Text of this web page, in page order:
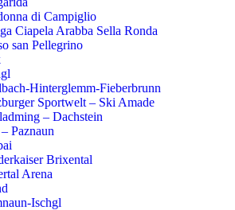
di Campiglio
Ciapela Arabba Sella Ronda
san Pellegrino
Hinterglemm-Fieberbrunn
Sportwelt – Ski Amade
– Dachstein
– Paznaun
Brixental
Arena
Ischgl